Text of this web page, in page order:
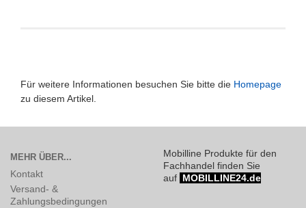
Für weitere Informationen besuchen Sie bitte die Homepage
zu diesem Artikel.
MEHR ÜBER...
Kontakt
Versand- &
Zahlungsbedingungen
Mobilline Produkte für den
Fachhandel finden Sie
auf MOBILLINE24.de